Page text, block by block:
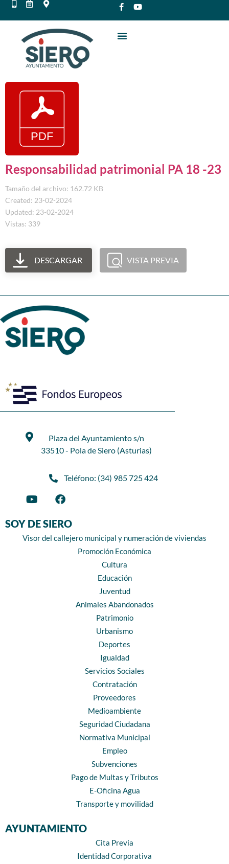
Responsabilidad patrimonial PA 18 -23
Tamaño del archivo: 162.72 KB
Created: 23-02-2024
Updated: 23-02-2024
Vistas: 339
DESCARGAR VISTA PREVIA
Plaza del Ayuntamiento s/n
33510 - Pola de Siero (Asturias)
Teléfono: (34) 985 725 424
SOY DE SIERO
Visor del callejero municipal y numeración de viviendas
Promoción Económica
Cultura
Educación
Juventud
Animales Abandonados
Patrimonio
Urbanismo
Deportes
Igualdad
Servicios Sociales
Contratación
Proveedores
Medioambiente
Seguridad Ciudadana
Normativa Municipal
Empleo
Subvenciones
Pago de Multas y Tributos
E-Oficina Agua
Transporte y movilidad
AYUNTAMIENTO
Cita Previa
Identidad Corporativa